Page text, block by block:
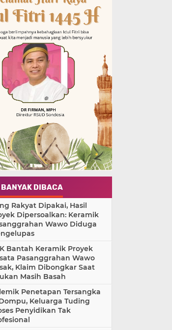
BANYAK DIBACA
Rakyat Dipakai, Hasil
Dipersoalkan: Keramik
Wawo Diduga
Bantah Keramik Proyek
Pasanggrahan Wawo
Klaim Dibongkar Saat
Masih Basah
Penetapan Tersangka
Keluarga Tuding
Penyidikan Tak